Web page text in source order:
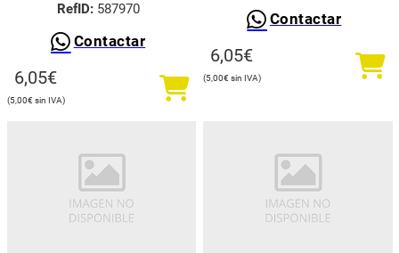
RefID:587970
Contactar
6,05€
5,00€
Contactar
6,05€
5,00€